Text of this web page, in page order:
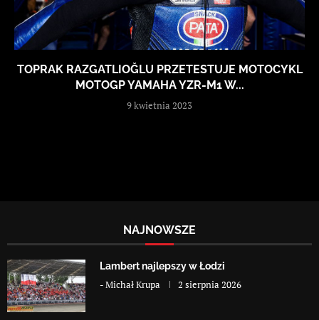
TOPRAK RAZGATLIOĞLU PRZETESTUJE MOTOCYKL
MOTOGP YAMAHA YZR-M1 W...
9 kwietnia 2023
NAJNOWSZE
Lambert najlepszy w Łodzi
-Michał Krupa 2 sierpnia 2026